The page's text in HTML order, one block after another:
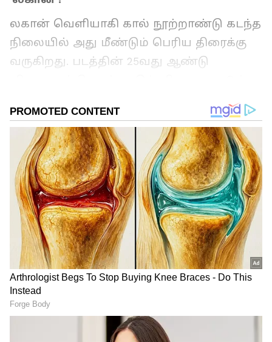
லகான் வெளியாகி கால் நூற்றாண்டு கடந்த
நிலையில் அது மீண்டும் பெரிய திரைக்கு
வருகிறது. படத்தின் 25வது ஆண்டு
திரையிடலை தயாரிப்பாளர்கள்
அறிவித்துள்ளனர். அமீர் கான்
புரொடக்ஷன்ஸ் நிறுவனம் சமூக
வலைத்தளத்தில் இந்த அறிவிப்பை
வெளியிட்டது. கோடிக்கணக்கான
இதயங்களைத் தொட்ட இந்த காவியத்தின்
மேஜிக்கை மீண்டும் திரையரங்குகளில்
கொண்டாடுமாறு ரசிகர்களை
அழைத்துள்ளது. ரசிகர்கள் கமெண்ட்ஸ்
பகுதியில் ஹார்ட்டின்களைப் பறக்கவிட்டு,
இது ஒரு மிகச்சிறந்த திரைப்படம் என்று
பாராட்டி வருகின்றனர்.